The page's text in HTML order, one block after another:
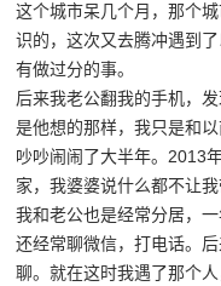
这个城市呆几个月，那个
识的，这次又去腾冲遇到
有做过分的事。
后来我老公翻我的手机，
是他想的那样，我只是和
吵吵闹闹了大半年。2013
家，我婆婆说什么都不让
我和老公也是经常分居，
还经常聊微信，打电话。
聊。就在这时我遇了那个